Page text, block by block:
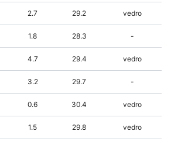
2.7 29.2 vedro
1.8 28.3 -
4.7 29.4 vedro
3.2 29.7 -
0.6 30.4 vedro
1.5 29.8 vedro